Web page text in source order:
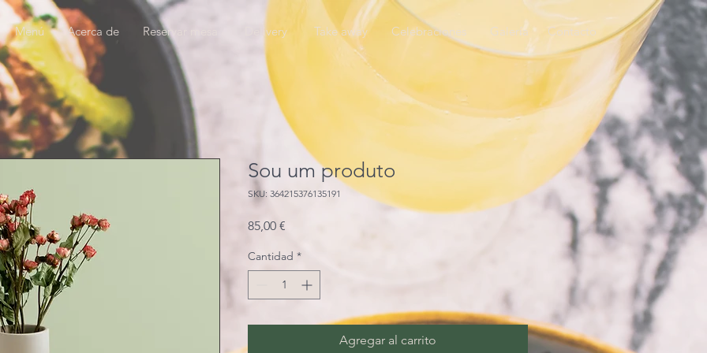
Menú Acerca de Reservar mesa Delivery Take away Celebraciones Galería Contacto
Sou um produto
SKU: 364215376135191
85,00 €
Cantidad *
Agregar al carrito